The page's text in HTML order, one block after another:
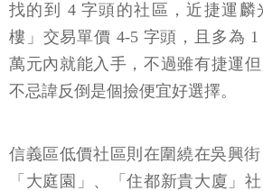
找的到 4 字頭的社區，近捷運麟
樓」交易單價 4-5 字頭，且多為
萬元內就能入手，不過雖有捷運
不忌諱反倒是個撿便宜好選擇。
信義區低價社區則在圍繞在吳興
「大庭園」、「住都新貴大廈」